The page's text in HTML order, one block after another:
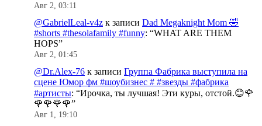
Авг 2, 03:11
@GabrielLeal-v4z к записи Dad Megaknight Mom 🤣
#shorts #thesolafamily #funny: “WHAT ARE THEM
HOPS”
Авг 2, 01:45
@Dr.Alex-76 к записи Группа Фабрика выступила на
сцене Юмор фм #шоубизнес # #звезды #фабрика
#артисты: “Ирочка, ты лучшая! Эти куры, отстой.😊🌹
🌹🌹🌹🌹”
Авг 1, 19:10